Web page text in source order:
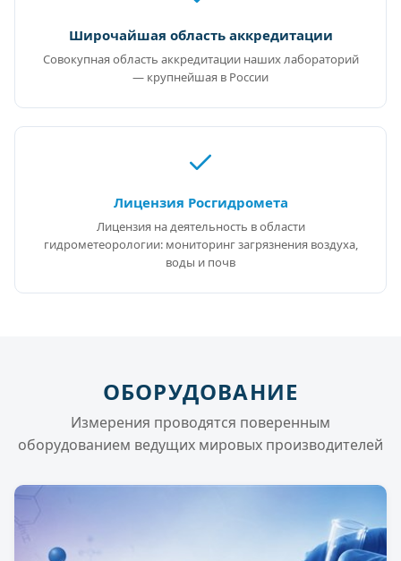
Широчайшая область аккредитации
Совокупная область аккредитации наших лабораторий
— крупнейшая в России
Лицензия Росгидромета
Лицензия на деятельность в области
гидрометеорологии: мониторинг загрязнения воздуха,
воды и почв
ОБОРУДОВАНИЕ
Измерения проводятся поверенным
оборудованием ведущих мировых производителей